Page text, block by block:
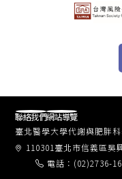
臺北醫學大學代謝與肥胖
110301臺北市信義區吳
電話：(02)2736-
聯絡我們網站導覽